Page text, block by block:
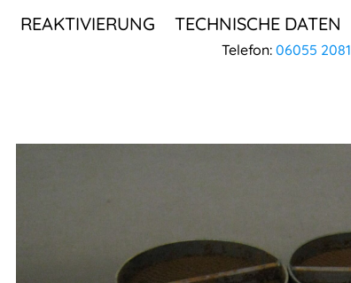
REAKTIVIERUNG TECHNISCHE DATEN
Telefon:06055 2081